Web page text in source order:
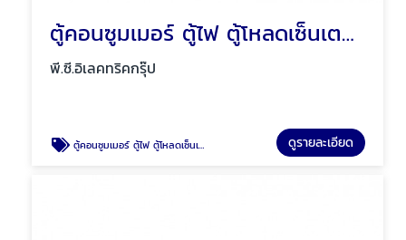
ตู้คอนซูมเมอร์ ตู้ไฟ ตู้โหลดเซ็นเตอร์ พัทยา ชลบุรี
พี.ซี.อิเลคทริคกรุ๊ป
ตู้คอนซูมเมอร์ ตู้ไฟ ตู้โหลดเซ็นเตอร์ พัทยา ชลบุรี ดูรายละเอียด